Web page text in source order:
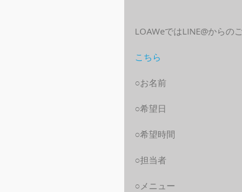
LOAWeではLINE@からの
こちら
○お名前
○希望日
○希望時間
○担当者
○メニュー